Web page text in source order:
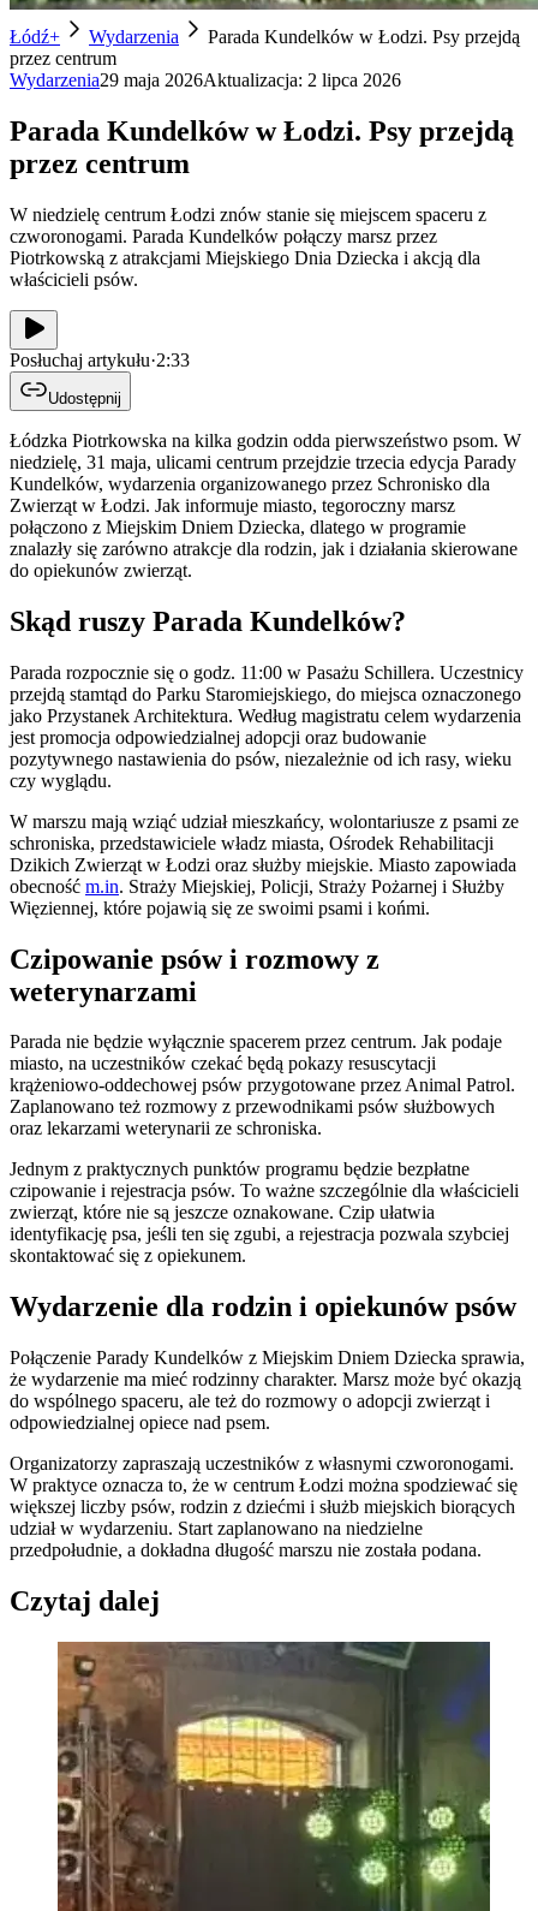
Łódź+ Wydarzenia
Parada Kundelków w Łodzi. Psy przejdą
przez centrum
Wydarzenia29 maja 2026Aktualizacja: 2 lipca 2026
Parada Kundelków w Łodzi. Psy przejdą
przez centrum
W niedzielę centrum Łodzi znów stanie się miejscem spaceru z
czworonogami. Parada Kundelków połączy marsz przez
Piotrkowską z atrakcjami Miejskiego Dnia Dziecka i akcją dla
właścicieli psów.
Posłuchaj artykułu·2:33
Udostępnij
Łódzka Piotrkowska na kilka godzin odda pierwszeństwo psom. W
niedzielę, 31 maja, ulicami centrum przejdzie trzecia edycja Parady
Kundelków, wydarzenia organizowanego przez Schronisko dla
Zwierząt w Łodzi. Jak informuje miasto, tegoroczny marsz
połączono z Miejskim Dniem Dziecka, dlatego w programie
znalazły się zarówno atrakcje dla rodzin, jak i działania skierowane
do opiekunów zwierząt.
Skąd ruszy Parada Kundelków?
Parada rozpocznie się o godz. 11:00 w Pasażu Schillera. Uczestnicy
przejdą stamtąd do Parku Staromiejskiego, do miejsca oznaczonego
jako Przystanek Architektura. Według magistratu celem wydarzenia
jest promocja odpowiedzialnej adopcji oraz budowanie
pozytywnego nastawienia do psów, niezależnie od ich rasy, wieku
czy wyglądu.
W marszu mają wziąć udział mieszkańcy, wolontariusze z psami ze
schroniska, przedstawiciele władz miasta, Ośrodek Rehabilitacji
Dzikich Zwierząt w Łodzi oraz służby miejskie. Miasto zapowiada
obecność m.in. Straży Miejskiej, Policji, Straży Pożarnej i Służby
Więziennej, które pojawią się ze swoimi psami i końmi.
Czipowanie psów i rozmowy z
weterynarzami
Parada nie będzie wyłącznie spacerem przez centrum. Jak podaje
miasto, na uczestników czekać będą pokazy resuscytacji
krążeniowo-oddechowej psów przygotowane przez Animal Patrol.
Zaplanowano też rozmowy z przewodnikami psów służbowych
oraz lekarzami weterynarii ze schroniska.
Jednym z praktycznych punktów programu będzie bezpłatne
czipowanie i rejestracja psów. To ważne szczególnie dla właścicieli
zwierząt, które nie są jeszcze oznakowane. Czip ułatwia
identyfikację psa, jeśli ten się zgubi, a rejestracja pozwala szybciej
skontaktować się z opiekunem.
Wydarzenie dla rodzin i opiekunów psów
Połączenie Parady Kundelków z Miejskim Dniem Dziecka sprawia,
że wydarzenie ma mieć rodzinny charakter. Marsz może być okazją
do wspólnego spaceru, ale też do rozmowy o adopcji zwierząt i
odpowiedzialnej opiece nad psem.
Organizatorzy zapraszają uczestników z własnymi czworonogami.
W praktyce oznacza to, że w centrum Łodzi można spodziewać się
większej liczby psów, rodzin z dziećmi i służb miejskich biorących
udział w wydarzeniu. Start zaplanowano na niedzielne
przedpołudnie, a dokładna długość marszu nie została podana.
Czytaj dalej